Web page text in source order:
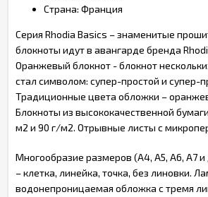
Страна: Франция
Серия Rhodia Basics – знаменитые
блокноты идут в авангарде бренда
Оранжевый блокнот - блокнот
стал символом: супер-простой и супер-
Традиционные цвета обложки –
Блокноты из высококачественной
м2 и 90 г/м2. Отрывные листы с
Многообразие размеров (A4, A5, А6, А7
– клетка, линейка, точка, без линовки.
водонепроницаемая обложка с тремя